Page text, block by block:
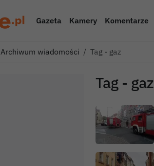
Gazeta Kamery Komentarze
Archiwum wiadomości Tag - gaz
Tag - gaz